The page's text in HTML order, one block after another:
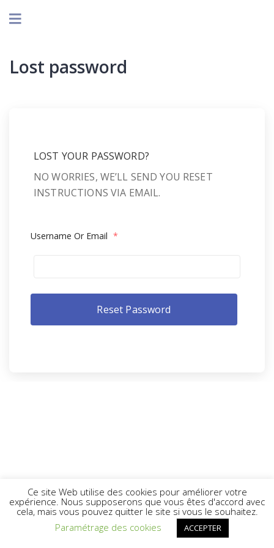
Lost password
LOST YOUR PASSWORD?
NO WORRIES, WE’LL SEND YOU RESET
INSTRUCTIONS VIA EMAIL.
Username Or Email *
Ce site Web utilise des cookies pour améliorer votre
expérience. Nous supposerons que vous êtes d'accord avec
cela, mais vous pouvez quitter le site si vous le souhaitez.
Paramétrage des cookies
ACCEPTER